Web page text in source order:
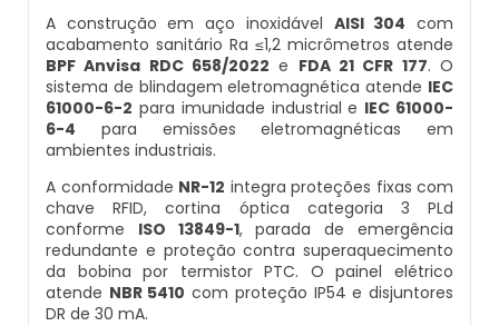
Pesadora Para Biscoito De Polvilho
Seladora Rotativa
Pesadora Para Pão De Queijo
Dosador De Rosca
Pesadoras Automáticas
Datador Elétrico
Datador Para Sacos Plasticos
Comprar Datador Automático
Datador Termico
Datador Automático A Venda
Datador Termo Transferência
A construção em aço inoxidável AISI 304 com
acabamento sanitário Ra ≤1,2 micrômetros atende
BPF Anvisa RDC 658/2022 e FDA 21 CFR 177. O
sistema de blindagem eletromagnética atende IEC
61000-6-2 para imunidade industrial e IEC 61000-
6-4 para emissões eletromagnéticas em
ambientes industriais.
A conformidade NR-12 integra proteções fixas com
chave RFID, cortina óptica categoria 3 PLd
conforme ISO 13849-1, parada de emergência
redundante e proteção contra superaquecimento
da bobina por termistor PTC. O painel elétrico
atende NBR 5410 com proteção IP54 e disjuntores
DR de 30 mA.